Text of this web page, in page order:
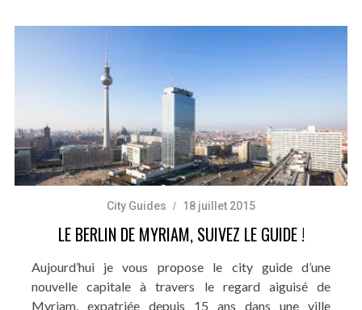
City Guides 18 juillet 2015
LE BERLIN DE MYRIAM, SUIVEZ LE GUIDE !
Aujourd’hui je vous propose le city guide d’une
nouvelle capitale à travers le regard aiguisé de
Myriam, expatriée depuis 15 ans dans une ville